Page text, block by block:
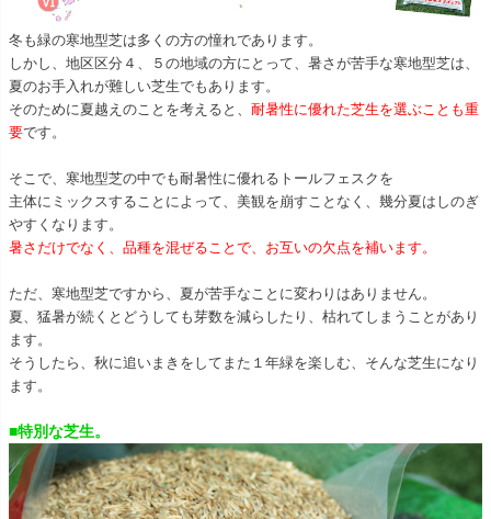
冬も緑の寒地型芝は多くの方の憧れであります。
しかし、地区区分４、５の地域の方にとって、暑さが苦手な寒地型芝は、
夏のお手入れが難しい芝生でもあります。
そのために夏越えのことを考えると、 耐暑性に優れた芝生を選ぶことも重
要です。
そこで、寒地型芝の中でも耐暑性に優れるトールフェスクを
主体にミックスすることによって、美観を崩すことなく、幾分夏はしのぎ
やすくなります。
暑さだけでなく、品種を混ぜることで、お互いの欠点を補います。
ただ、寒地型芝ですから、夏が苦手なことに変わりはありません。
夏、猛暑が続くとどうしても芽数を減らしたり、枯れてしまうことがあり
ます。
そうしたら、秋に追いまきをしてまた１年緑を楽しむ、そんな芝生になり
ます。
■特別な芝生。